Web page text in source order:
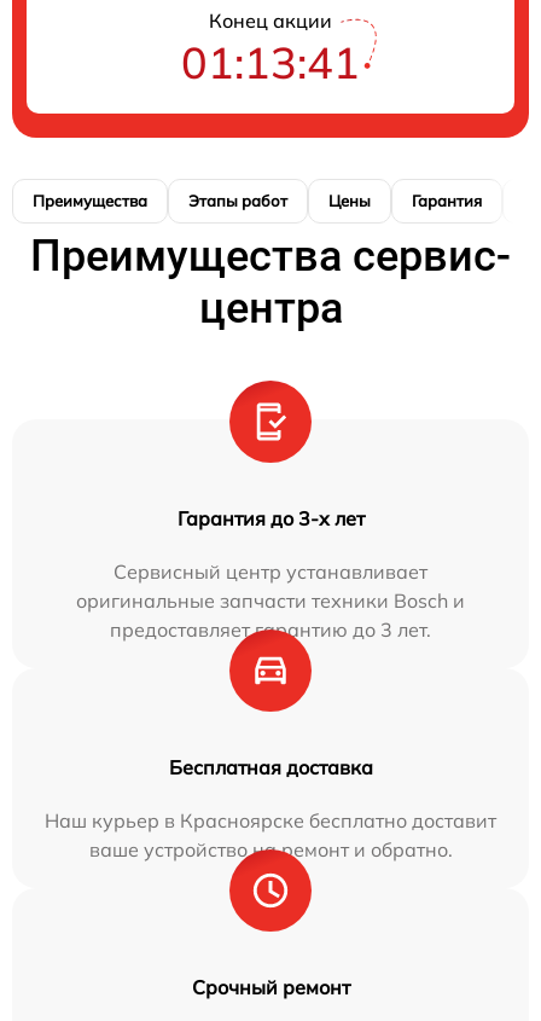
Конец акции
01:13:40
Преимущества Этапы работ Цены Гарантия
Преимущества сервис-
центра
Гарантия до 3-х лет
Сервисный центр устанавливает
оригинальные запчасти техники Bosch и
предоставляет гарантию до 3 лет.
Бесплатная доставка
Наш курьер в Красноярске бесплатно доставит
ваше устройство на ремонт и обратно.
Срочный ремонт